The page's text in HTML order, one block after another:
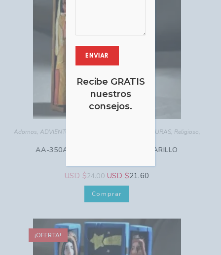
Adornos, ADVIENTO - NAVIDAD PESEBRES MINIATURAS, Religioso,
AA-350A Nacimiento Tríptico AMARILLO
USD $24.00 USD $21.60
Comprar
¡OFERTA!
Recibe GRATIS
nuestros
consejos.